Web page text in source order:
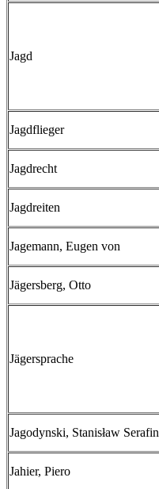
Jagd
Jagdflieger
Jagdrecht
Jagdreiten
Jagemann, Eugen von
Jägersberg, Otto
Jägersprache
Jagodynski, Stanisław Serafin
Jahier, Piero